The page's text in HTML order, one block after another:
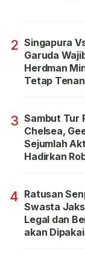
2 Singapura
Garuda
Herdman
Tetap
3 Sambut Tur
Chelsea,
Sejumlah
Hadirkan
4 Ratusan
Swasta
Legal dan
akan